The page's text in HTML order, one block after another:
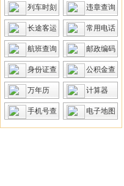
列车时刻 违章查询
长途客运 常用电话
航班查询 邮政编码
身份证查
询
公积金查
询
万年历 计算器
手机号查
询
电子地图